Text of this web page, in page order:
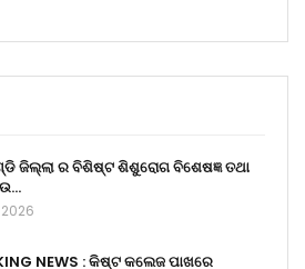
ଜିଲ୍ଲା ର ବିଶିଷ୍ଟ ଶିଶୁରୋଗ ବିଶେଷଜ୍ଞ ତଥା
NEWS : କିଷ୍ଟ କଲେଜ ପାଖରେ